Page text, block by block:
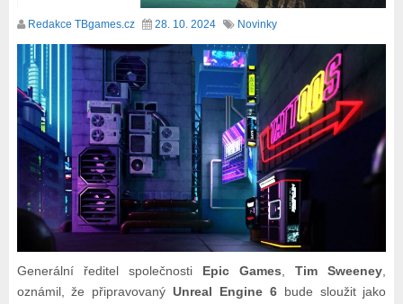
Redakce TBgames.cz 28. 10. 2024 Novinky
Generální ředitel společnosti Epic Games ,Tim Sweeney
oznámil, že připravovanýUnreal Engine 6bude sloužit jako